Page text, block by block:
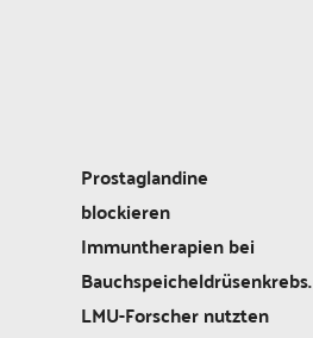
Prostaglandine
blockieren
Immuntherapien bei
Bauchspeicheldrüsenkrebs.
LMU-Forscher nutzten